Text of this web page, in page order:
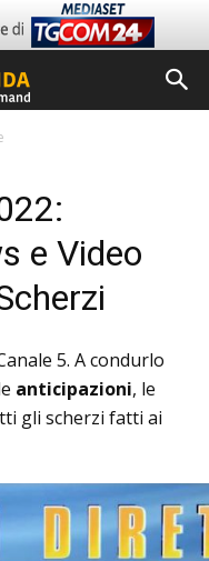
e Video
5. A condurlo
anticipazioni, le
gli scherzi fatti ai